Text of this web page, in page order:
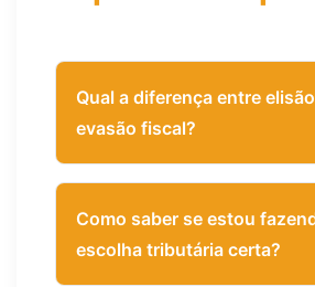
Qual a diferença entre
evasão fiscal?
Como saber se estou
escolha tributária certa?